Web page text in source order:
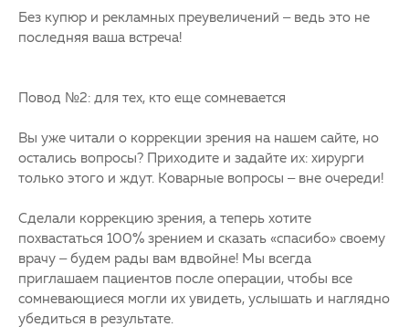
Без купюр и рекламных преувеличений – ведь это не
последняя ваша встреча!
Повод №2: для тех, кто еще сомневается
Вы уже читали о коррекции зрения на нашем сайте, но
остались вопросы? Приходите и задайте их: хирурги
только этого и ждут. Коварные вопросы – вне очереди!
Сделали коррекцию зрения, а теперь хотите
похвастаться 100% зрением и сказать «спасибо» своему
врачу – будем рады вам вдвойне! Мы всегда
приглашаем пациентов после операции, чтобы все
сомневающиеся могли их увидеть, услышать и наглядно
убедиться в результате.